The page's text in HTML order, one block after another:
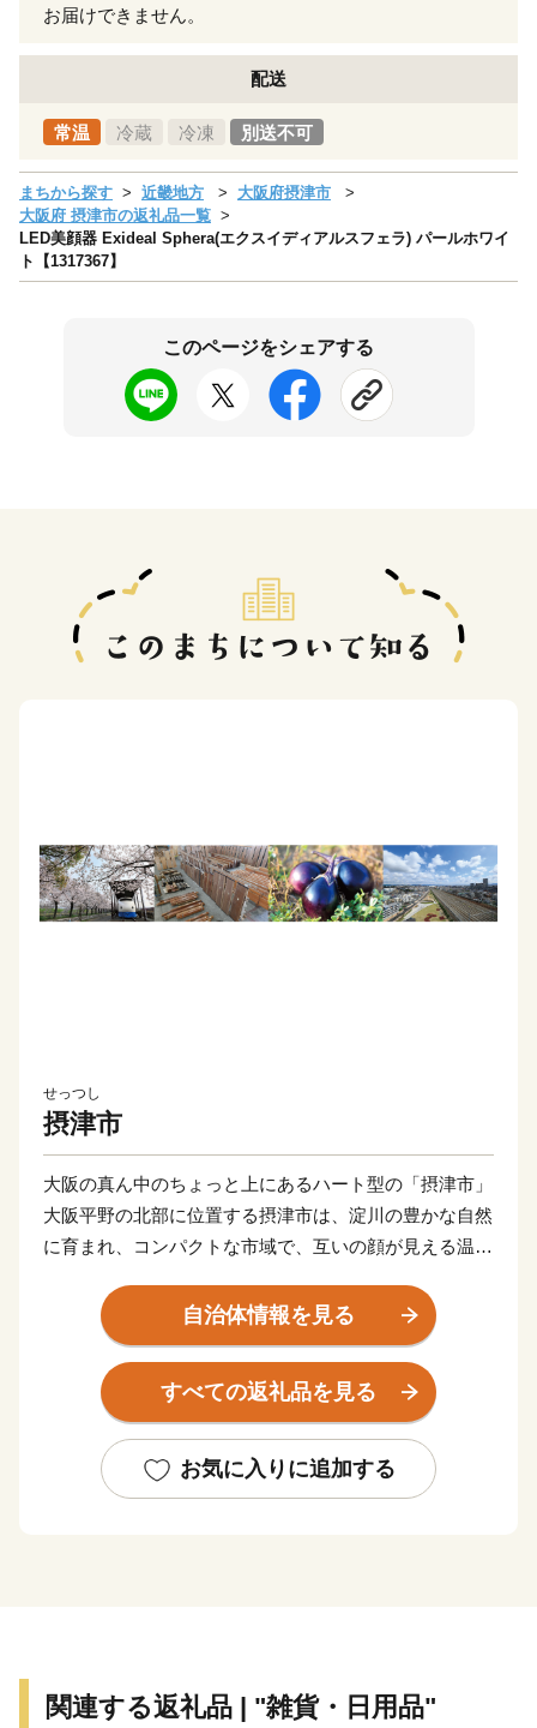
お届けできません。
配送
常温 冷蔵 冷凍 別送不可
まちから探す 近畿地方
大阪府摂津市
大阪府 摂津市の返礼品一覧
LED美顔器 Exideal Sphera(エクスイディアルスフェラ) パールホワイ
ト【1317367】
このページをシェアする
せっつし
摂津市
大阪の真ん中のちょっと上にあるハート型の「摂津市」
大阪平野の北部に位置する摂津市は、淀川の豊かな自然
に育まれ、コンパクトな市域で、互いの顔が見える温か
また、都心に近く通勤通学の利便性が良いだけではな
く、「新幹線鳥飼車両基地」「阪急電鉄正雀工場」もあ
り、鉄道好きの方にもに愛されています。
約4,000の中小企業があり、「摂津優品（せっつすぐれ
がたくさんあります。
自治体情報を見る
すべての返礼品を見る
お気に入りに追加する
関連する返礼品 | "雑貨・日用品"